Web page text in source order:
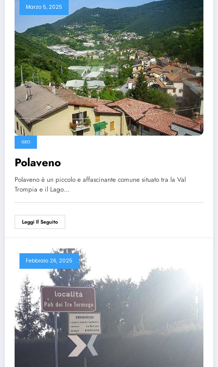
Marzo 5, 2025
ISEO
Polaveno
Polaveno è un piccolo e affascinante comune situato tra la Val
Trompia e il Lago…
Leggi Il Seguito
Febbraio 26, 2025